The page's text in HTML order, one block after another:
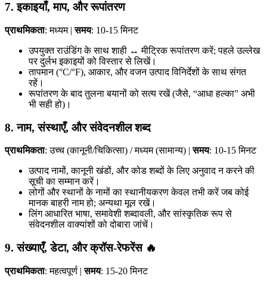
7. इकाइयाँ, माप, और रूपांतरण
प्राथमिकता: मध्यम |समय: 10-15 मिनट
उपयुक्त राउंडिंग के साथ शाही ↔ मीट्रिक रूपांतरण करें; पहले उल्लेख
पर दुर्लभ इकाइयों को विस्तार से लिखें।
तापमान (°C/°F), आकार, और वजन उत्पाद विनिर्देशों के साथ संगत
रहें।
रूपांतरण के बाद तुलना बयानों को सत्य रखें (जैसे, “आधा हल्का” अभी
भी सही हो)।
8. नाम, संस्थाएँ, और संवेदनशील शब्द
प्राथमिकता: उच्च (कानूनी/चिकित्सा) / मध्यम (सामान्य) |समय: 10-15 मिनट
उत्पाद नामों, कानूनी खंडों, और कोड शब्दों के लिए अनुवाद न करने की
सूची का सम्मान करें।
लोगों और स्थानों के नामों का स्थानीयकरण केवल तभी करें जब कोई
मानक बाहरी नाम हो; अन्यथा मूल रखें।
लिंग आधारित भाषा, समावेशी शब्दावली, और सांस्कृतिक रूप से
संवेदनशील वाक्यांशों को दोबारा जांचें।
9. संख्याएँ, डेटा, और क्रॉस-रेफरेंस 🔥
प्राथमिकता: महत्वपूर्ण |समय: 15-20 मिनट